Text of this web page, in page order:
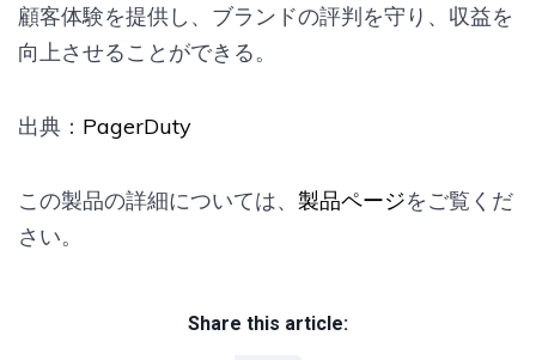
顧客体験を提供し、ブランドの評判を守り、収益を
向上させることができる。
出典： PagerDuty
この製品の詳細については、 製品ページをご覧くだ
さい。
Share this article: